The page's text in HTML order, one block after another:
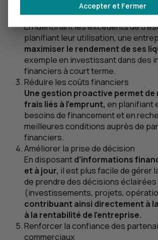
Optimiser les ressources
En identifiant les excédents de
planifiant leur utilisation, une
maximiser le rendement de ses
exemple en investissant dans des
financiers à court terme.
Réduire les coûts financiers
Une gestion proactive permet de
frais liés à l'emprunt, en planifiant
besoins de financement et en
meilleures conditions auprès de
financiers.
Améliorer la prise de décision
En disposantd’informations
et à jour, il est plus facile de gérer
de prendre des décisions éclairées
(investissements, projets,
contribuant ainsi directement à
à la rentabilité de l'entreprise.
Renforcer la confiance des
commerciaux
Accepter et Fermer